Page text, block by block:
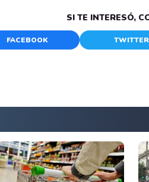
SI TE INTERESÓ,
FACEBOOK TWITTER